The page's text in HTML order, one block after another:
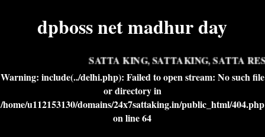
dpboss net madhur day
SATTA KING, SATTAKING, SATTA
Warning: include(../delhi.php): Failed to open stream: No such file
or directory in
/home/u112153130/domains/24x7sattaking.in/public_html/404.php
on line64